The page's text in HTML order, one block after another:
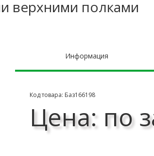
верхними полками
Информация
Код товара: Баз166198
Цена: по